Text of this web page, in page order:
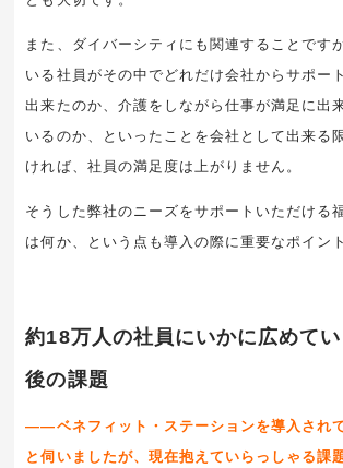
また、ダイバーシティにも関連することです
いる社員がその中でどれだけ会社からサポー
出来たのか、介護をしながら仕事が満足に出
いるのか、といったことを会社として出来る
ければ、社員の満足度は上がりません。
そうした弊社のニーズをサポートいただける
は何か、という点も導入の際に重要なポイン
約18万人の社員にいかに広めて
後の課題
――ベネフィット・ステーションを導入され
と伺いましたが、現在抱えていらっしゃる課